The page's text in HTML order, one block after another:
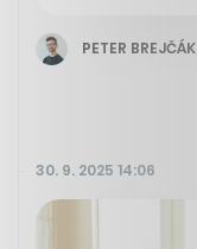
PETER BREJČÁK
30. 9. 2025 14:06